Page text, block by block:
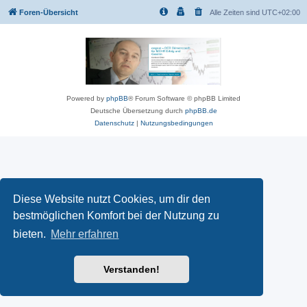
Diese Website nutzt Cookies, um dir den
bestmöglichen Komfort bei der Nutzung zu
bieten. Mehr erfahren
Verstanden!
Foren-Übersicht Alle Zeiten sind UTC+02:00
Powered by phpBB® Forum Software © phpBB Limited
Deutsche Übersetzung durch phpBB.de
Datenschutz| Nutzungsbedingungen